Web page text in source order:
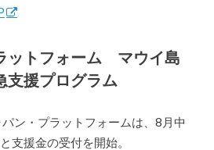
ットフォーム マウイ島
支援プログラム
ン・プラットフォームは、8月中
支援金の受付を開始。